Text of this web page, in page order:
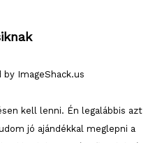
kell lenni. Én legalábbis azt
jó ajándékkal meglepni a